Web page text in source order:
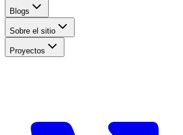
Blogs
Sobre el sitio
Proyectos